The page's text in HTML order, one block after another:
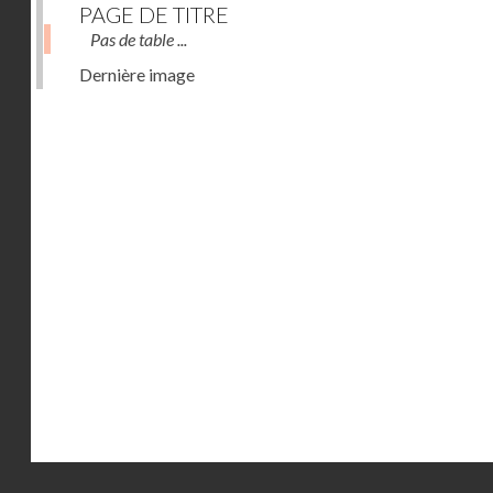
PAGE DE TITRE
Pas de table ...
Dernière image